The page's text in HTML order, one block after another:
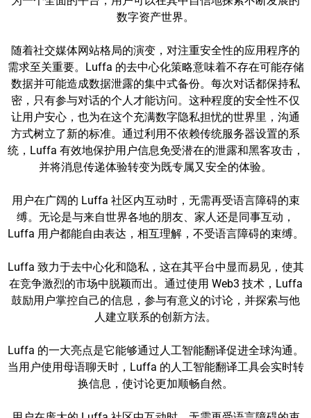
数字资产世界。
随着社交媒体网站格局的演变，对注重安全性的应用程序的
需求至关重要。Luffa 的去中心化策略意味着不存在可能存储
数据并可能造成数据泄露的集中式备份。每次对话都保持私
密，只有参与对话的个人才能访问。这种程度的安全性不仅
让用户安心，也为在这个充满数字隐私担忧的世界里，沟通
方式树立了新的标准。通过利用不依赖传统服务器设置的系
统，Luffa 有效地保护用户信息免受潜在的泄露和黑客攻击，
并将消息传递体验转变为既专属又安全的体验。
用户在广阔的 Luffa 社区内互动时，无需再受语言障碍的束
缚。无论是与来自世界各地的朋友、家人还是同事互动，
Luffa 用户都能自由表达，相互理解，不受语言障碍的束缚。
Luffa 致力于去中心化和隐私，这在其平台中显而易见，使其
在竞争激烈的市场中脱颖而出。通过使用 Web3 技术，Luffa
鼓励用户掌控自己的信息，参与有意义的讨论，并探索与他
人建立联系的创新方法。
Luffa 的一大亮点是它能够通过人工智能翻译促进全球沟通。
当用户使用母语聊天时，Luffa 的人工智能翻译工具会实时转
换信息，使讨论更加顺畅自然。